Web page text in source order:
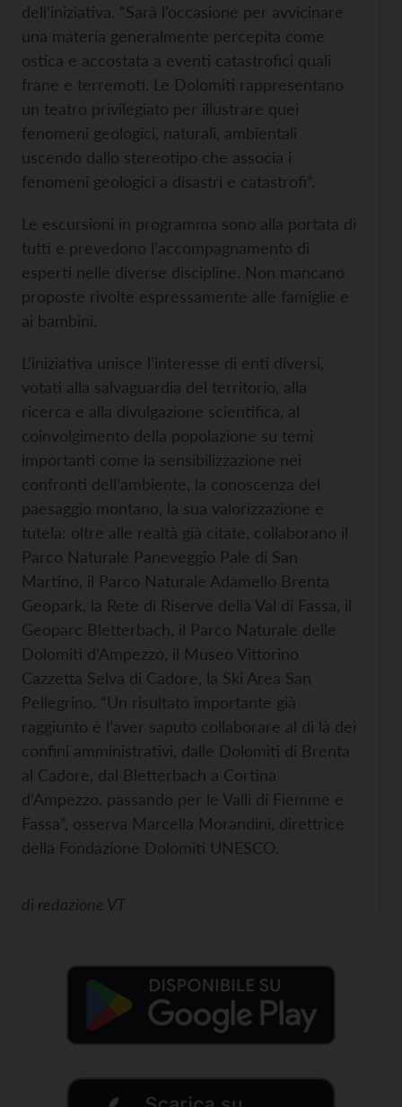
dell’iniziativa. “Sarà l’occasione per avvicinare
una materia generalmente percepita come
ostica e accostata a eventi catastrofici quali
frane e terremoti. Le Dolomiti rappresentano
un teatro privilegiato per illustrare quei
fenomeni geologici, naturali, ambientali
uscendo dallo stereotipo che associa i
fenomeni geologici a disastri e catastrofi”.
Le escursioni in programma sono alla portata di
tutti e prevedono l’accompagnamento di
esperti nelle diverse discipline. Non mancano
proposte rivolte espressamente alle famiglie e
ai bambini.
L’iniziativa unisce l’interesse di enti diversi,
votati alla salvaguardia del territorio, alla
ricerca e alla divulgazione scientifica, al
coinvolgimento della popolazione su temi
importanti come la sensibilizzazione nei
confronti dell’ambiente, la conoscenza del
paesaggio montano, la sua valorizzazione e
tutela: oltre alle realtà già citate, collaborano il
Parco Naturale Paneveggio Pale di San
Martino, il Parco Naturale Adamello Brenta
Geopark, la Rete di Riserve della Val di Fassa, il
Geoparc Bletterbach, il Parco Naturale delle
Dolomiti d’Ampezzo, il Museo Vittorino
Cazzetta Selva di Cadore, la Ski Area San
Pellegrino. “Un risultato importante già
raggiunto è l’aver saputo collaborare al di là dei
confini amministrativi, dalle Dolomiti di Brenta
al Cadore, dal Bletterbach a Cortina
d’Ampezzo, passando per le Valli di Fiemme e
Fassa”, osserva Marcella Morandini, direttrice
della Fondazione Dolomiti UNESCO.
di redazione VT